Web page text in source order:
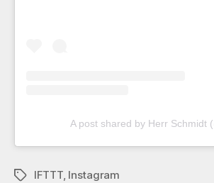
A post shared by Herr Schmidt
Schlagwörter
IFTTT, Instagram